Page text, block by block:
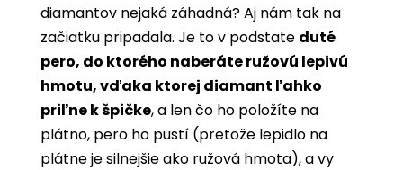
diamantov nejaká záhadná? Aj nám tak na
začiatku pripadala. Je to v podstate duté
pero, do ktorého naberáte ružovú lepivú
hmotu, vďaka ktorej diamant ľahko
priľne k špičke, a len čo ho položíte na
plátno, pero ho pustí (pretože lepidlo na
plátne je silnejšie ako ružová hmota), a vy